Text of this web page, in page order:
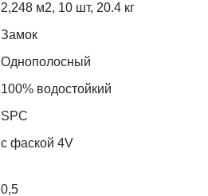
2,248 м2, 10 шт, 20.4 кг
Замок
Однополосный
100% водостойкий
SPC
с фаской 4V
0,5